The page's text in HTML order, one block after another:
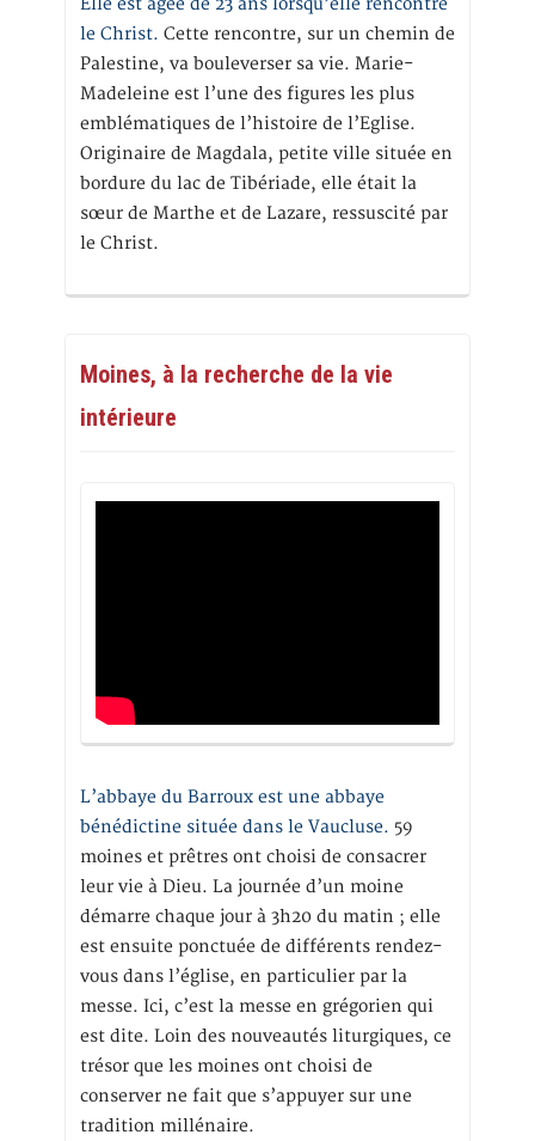
Elle est âgée de 23 ans lorsqu’elle rencontre
le Christ. Cette rencontre, sur un chemin de
Palestine, va bouleverser sa vie. Marie-
Madeleine est l’une des figures les plus
emblématiques de l’histoire de l’Eglise.
Originaire de Magdala, petite ville située en
bordure du lac de Tibériade, elle était la
sœur de Marthe et de Lazare, ressuscité par
le Christ.
Moines, à la recherche de la vie
intérieure
L’abbaye du Barroux est une abbaye
bénédictine située dans le Vaucluse. 59
moines et prêtres ont choisi de consacrer
leur vie à Dieu. La journée d’un moine
démarre chaque jour à 3h20 du matin ; elle
est ensuite ponctuée de différents rendez-
vous dans l’église, en particulier par la
messe. Ici, c’est la messe en grégorien qui
est dite. Loin des nouveautés liturgiques, ce
trésor que les moines ont choisi de
conserver ne fait que s’appuyer sur une
tradition millénaire.